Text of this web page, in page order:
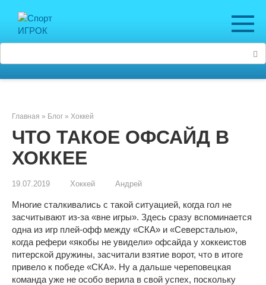
контенту
Главная » Блог » Хоккей
ЧТО ТАКОЕ ОФСАЙД В
ХОККЕЕ
19.07.2019 Хоккей Андрей
Многие сталкивались с такой ситуацией, когда гол не
засчитывают из-за «вне игры». Здесь сразу вспоминается
одна из игр плей-офф между «СКА» и «Северсталью»,
когда рефери «якобы не увидели» офсайда у хоккеистов
питерской дружины, засчитали взятие ворот, что в итоге
привело к победе «СКА». Ну а дальше череповецкая
команда уже не особо верила в свой успех, поскольку